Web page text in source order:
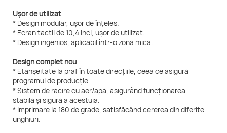
Ușor de utilizat
* Design modular, ușor de înțeles.
* Ecran tactil de 10,4 inci, ușor de utilizat.
* Design ingenios, aplicabil într-o zonă mică.
Design complet nou
* Etanșeitate la praf în toate direcțiile, ceea ce asigură
programul de producție.
* Sistem de răcire cu aer/apă, asigurând funcționarea
stabilă și sigură a acestuia.
* Imprimare la 180 de grade, satisfăcând cererea din diferite
unghiuri.